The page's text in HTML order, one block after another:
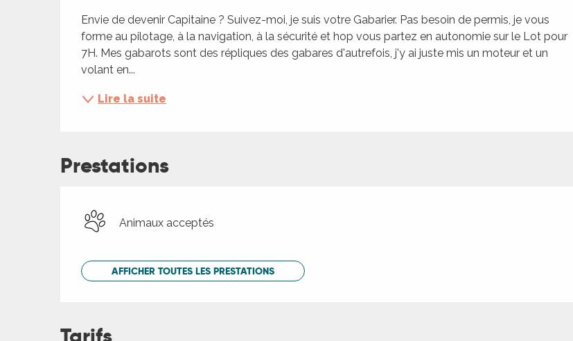
Description
Envie de devenir Capitaine ? Suivez-moi, je suis votre Gabarier. Pas besoin de permis, je vous
forme au pilotage, à la navigation, à la sécurité et hop vous partez en autonomie sur le Lot pour
7H. Mes gabarots sont des répliques des gabares d'autrefois, j'y ai juste mis un moteur et un
volant en...
Lire la suite
Prestations
Animaux acceptés
AFFICHER TOUTES LES PRESTATIONS